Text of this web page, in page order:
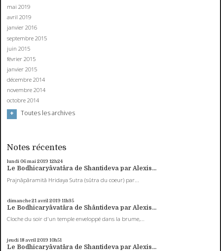
mai 2019
avril 2019
janvier 2016
septembre 2015
juin 2015
février 2015
janvier 2015
décembre 2014
novembre 2014
octobre 2014
Toutes les archives
Notes récentes
lundi 06mai 2019 12h24
Le Bodhicaryâvatâra de Shantideva par Alexis...
Prajnâpâramitâ Hridaya Sutra (sûtra du coeur) par...
dimanche 21 avril 2019 11h35
Le Bodhicaryâvatâra de Shântideva par Alexis...
Cloche du soir d'un temple enveloppé dans la brume,...
jeudi 18 avril 2019 10h51
Le Bodhicaryâvatâra de Shantideva par Alexis...